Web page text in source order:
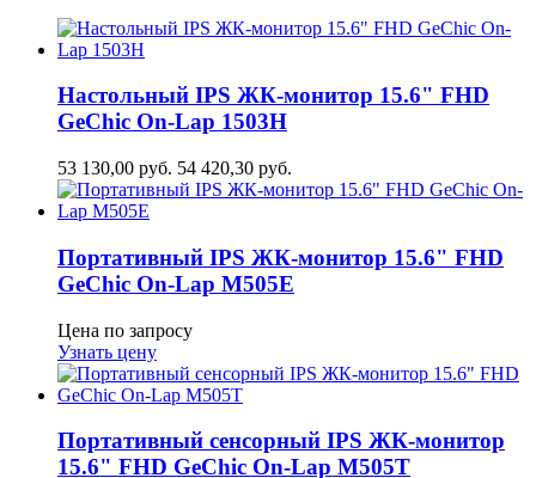
Настольный IPS ЖК-монитор 15.6" FHD
GeСhic On-Lap 1503H
53 130,00 руб. 54 420,30 руб.
Портативный IPS ЖК-монитор 15.6" FHD
GeСhic On-Lap M505E
Цена по запросу
Узнать цену
Портативный сенсорный IPS ЖК-монитор
15.6" FHD GeСhic On-Lap M505T